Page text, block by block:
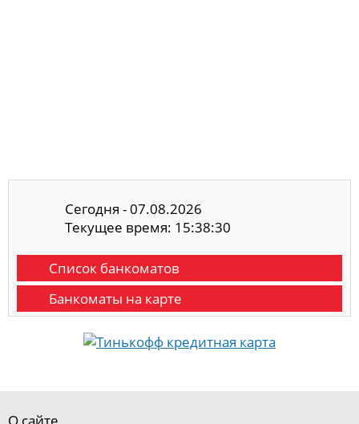
Сегодня - 07.08.2026
Текущее время: 15:38:30
Список банкоматов
Банкоматы на карте